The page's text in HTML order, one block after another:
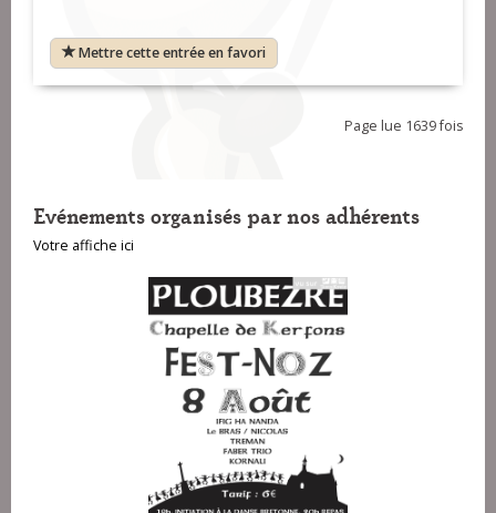
Mettre cette entrée en favori
Page lue 1639 fois
Evénements organisés par nos adhérents
Votre affiche ici